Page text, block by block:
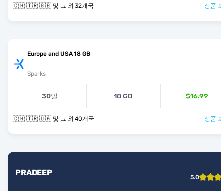
🇨🇭 🇹🇷 🇬🇧 및 그 외 32개국 상품
Europe and USA 18 GB
Sparks
30일 18 GB $16.99
🇨🇭 🇹🇷 🇺🇦 및 그 외 40개국 상품
PRADEEP 5.0